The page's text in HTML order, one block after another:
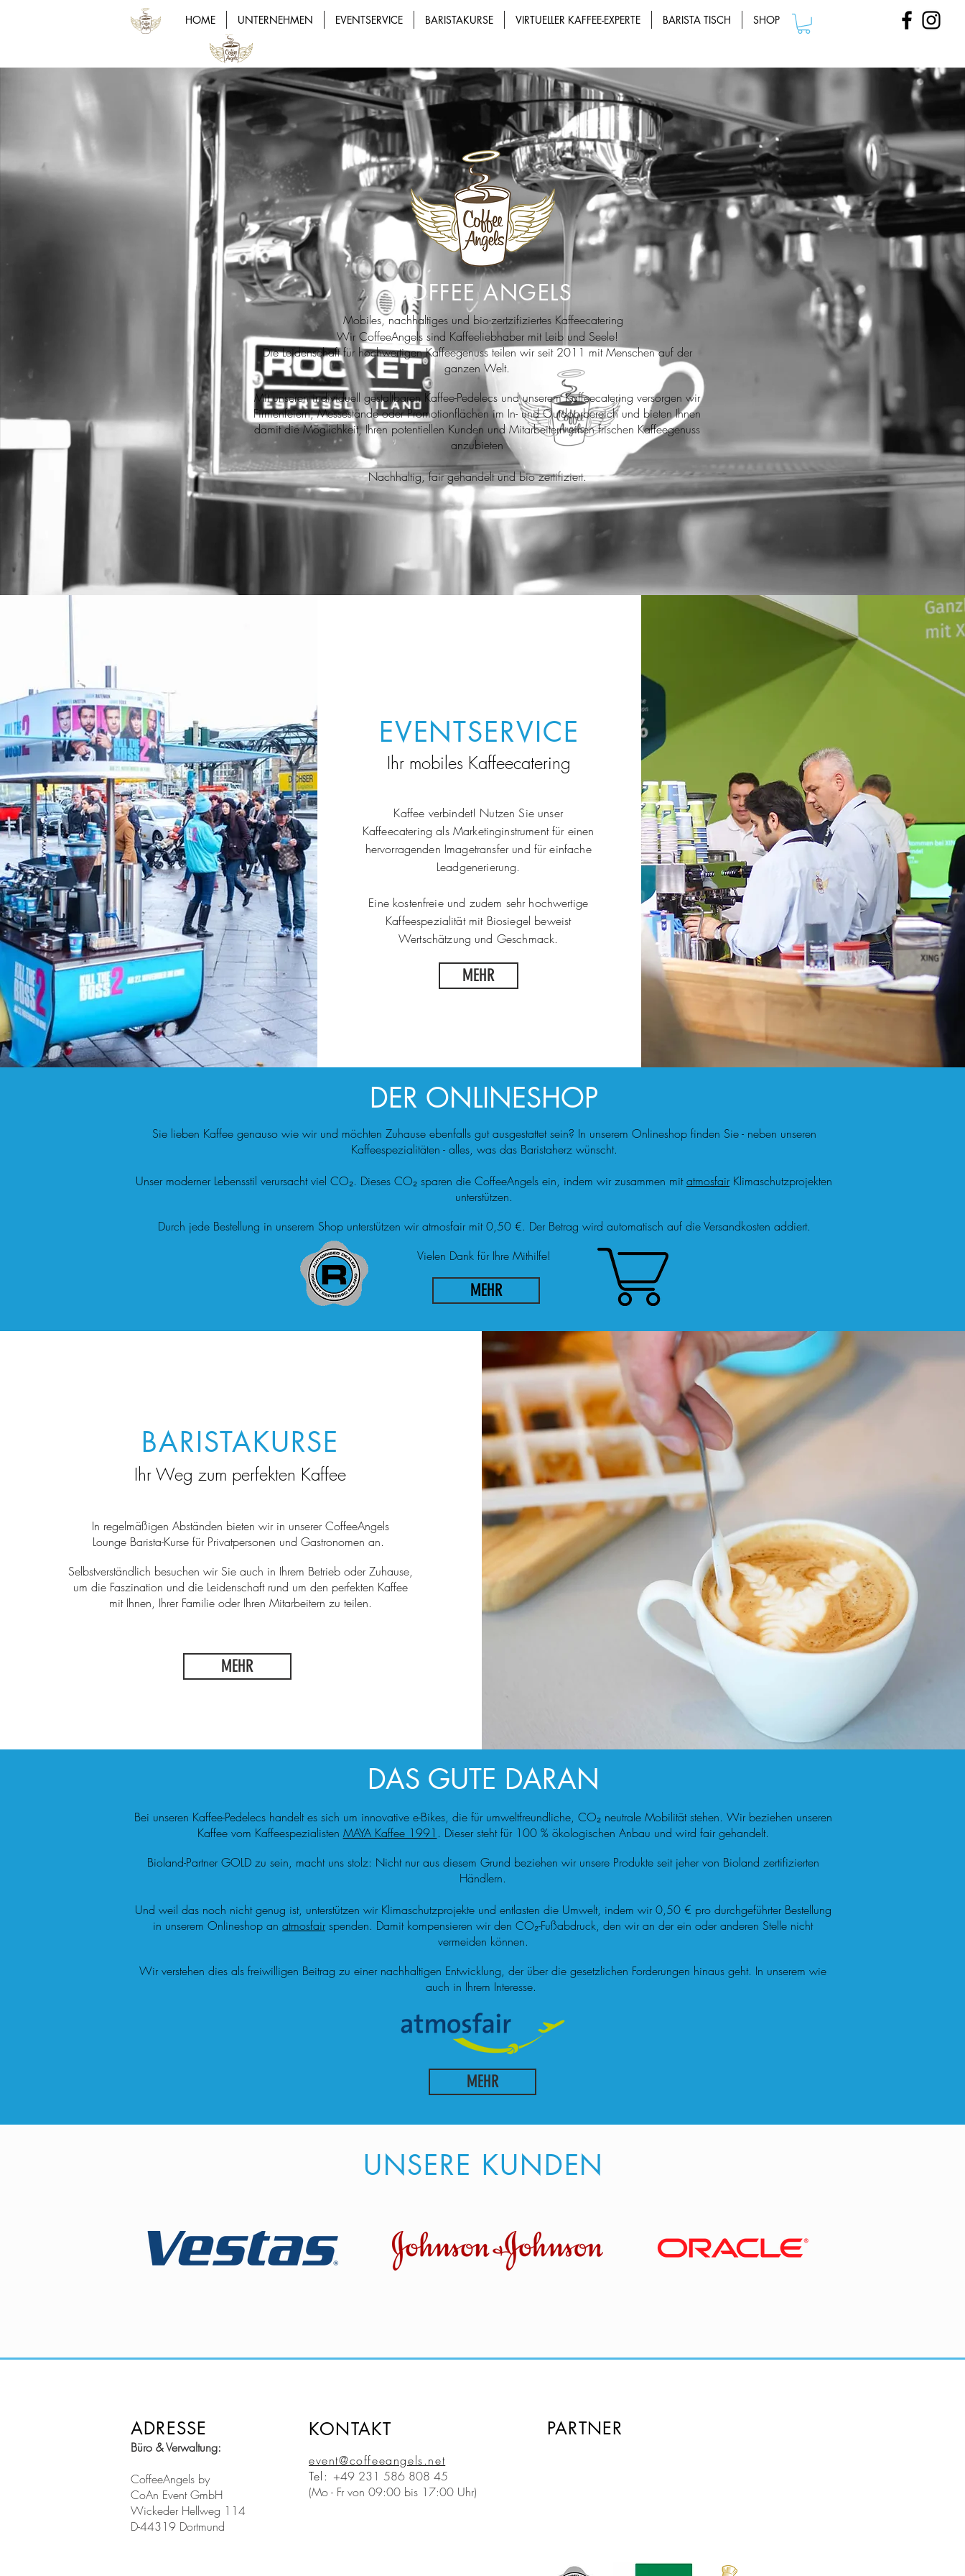
HOME UNTERNEHMEN EVENTSERVICE BARISTAKURSE VIRTUELLER KAFFEE-EXPERTE BARISTA TISCH SHOP
COFFEE ANGELS
Mobiles, nachhaltiges und bio-zertzifiziertes Kaffeecatering
Wir CoffeeAngels sind Kaffeeliebhaber mit Leib und Seele!
Die Leidenschaft für hochwertigen Kaffeegenuss teilen wir seit 2011 mit Menschen auf der
ganzen Welt.
Mit unseren individuell gestaltbaren Kaffee-Pedelecs und unserem Kaffeecatering versorgen wir
Firmenfeiern, Messestände oder Promotionflächen im In- und Outdoorbereich und bieten Ihnen
damit die Möglichkeit, Ihren potentiellen Kunden und Mitarbeitern einen frischen Kaffeegenuss
anzubieten
Nachhaltig, fair gehandelt und bio zertifiziert.
EVENTSERVICE
Ihr mobiles Kaffeecatering
Kaffee verbindet! Nutzen Sie unser
Kaffeecatering als Marketinginstrument für einen
hervorragenden Imagetransfer und für einfache
Leadgenerierung.
Eine kostenfreie und zudem sehr hochwertige
Kaffeespezialität mit Biosiegel beweist
Wertschätzung und Geschmack.
MEHR
DER ONLINESHOP
Sie lieben Kaffee genauso wie wir und möchten Zuhause ebenfalls gut ausgestattet sein? In unserem Onlineshop finden Sie - neben unseren
Kaffeespezialitäten - alles, was das Baristaherz wünscht.
Unser moderner Lebensstil verursacht viel CO₂. Dieses CO₂ sparen die CoffeeAngels ein, indem wir zusammen mitatmosfairKlimaschutzprojekten
unterstützen.
Durch jede Bestellung in unserem Shop unterstützen wir atmosfair mit 0,50 €. Der Betrag wird automatisch auf die Versandkosten addiert.
Vielen Dank für Ihre Mithilfe!
MEHR
BARISTAKURSE
Ihr Weg zum perfekten Kaffee
In regelmäßigen Abständen bieten wir in unserer CoffeeAngels
Lounge Barista-Kurse für Privatpersonen und Gastronomen an.
Selbstverständlich besuchen wir Sie auch in Ihrem Betrieb oder Zuhause,
um die Faszination und die Leidenschaft rund um den perfekten Kaffee
mit Ihnen, Ihrer Familie oder Ihren Mitarbeitern zu teilen.
MEHR
DAS GUTE DARAN
Bei unseren Kaffee-Pedelecs handelt es sich um innovative e-Bikes, die für umweltfreundliche, CO₂ neutrale Mobilität stehen. Wir beziehen unseren
Kaffee vom Kaffeespezialisten MAYA Kaffee 1991 . Dieser steht für 100 % ökologischen Anbau und wird fair gehandelt.
Bioland-Partner GOLD zu sein, macht uns stolz: Nicht nur aus diesem Grund beziehen wir unsere Produkte seit jeher von Bioland zertifizierten
Händlern.
Und weil das noch nicht genug ist, unterstützen wir Klimaschutzprojekte und entlasten die Umwelt, indem wir 0,50 € pro durchgeführter Bestellung
in unserem Onlineshop an atmosfairspenden. Damit kompensieren wir den CO₂-Fußabdruck, den wir an der ein oder anderen Stelle nicht
vermeiden können.
Wir verstehen dies als freiwilligen Beitrag zu einer nachhaltigen Entwicklung, der über die gesetzlichen Forderungen hinaus geht. In unserem wie
auch in Ihrem Interesse.
MEHR
UNSERE KUNDEN
ADRESSE
Büro & Verwaltung:
CoffeeAngels by
CoAn Event GmbH
Wickeder Hellweg 114
D-44319 Dortmund
KONTAKT
event@coffeeangels.net
Tel: +49 231 586 808 45
(Mo - Fr von 09:00 bis 17:00 Uhr)
PARTNER